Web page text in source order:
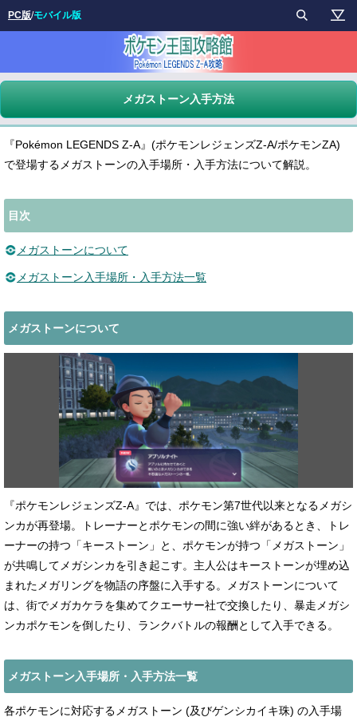
メガストーン入手方法
『Pokémon LEGENDS Z-A』(ポケモンレジェンズZ-A/ポケモンZA)
で登場するメガストーンの入手場所・入手方法について解説。
目次
メガストーンについて
メガストーン入手場所・入手方法一覧
メガストーンについて
『ポケモンレジェンズZ-A』では、ポケモン第7世代以来となるメガシ
ンカが再登場。トレーナーとポケモンの間に強い絆があるとき、トレ
ーナーの持つ「キーストーン」と、ポケモンが持つ「メガストーン」
が共鳴してメガシンカを引き起こす。主人公はキーストーンが埋め込
まれたメガリングを物語の序盤に入手する。メガストーンについて
は、街でメガカケラを集めてクエーサー社で交換したり、暴走メガシ
ンカポケモンを倒したり、ランクバトルの報酬として入手できる。
メガストーン入手場所・入手方法一覧
各ポケモンに対応するメガストーン (及びゲンシカイキ珠) の入手場
PC版/モバイル版